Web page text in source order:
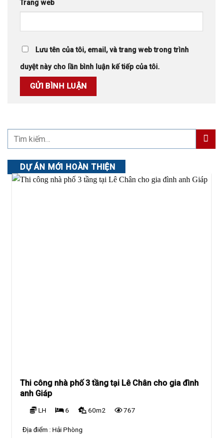
Trang web
Lưu tên của tôi, email, và trang web trong trình
duyệt này cho lần bình luận kế tiếp của tôi.
DỰ ÁN MỚI HOÀN THIỆN
Thi công nhà phố 3 tầng tại Lê Chân cho gia đình
anh Giáp
LH 6 60m2 767
Địa điểm :Hải Phòng